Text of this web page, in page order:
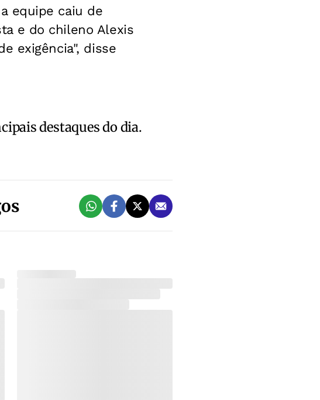
equipe caiu de
e do chileno Alexis
exigência", disse
destaques do dia.